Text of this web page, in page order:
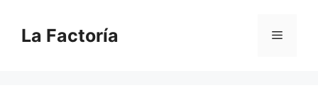
contenido
La Factoría Menú